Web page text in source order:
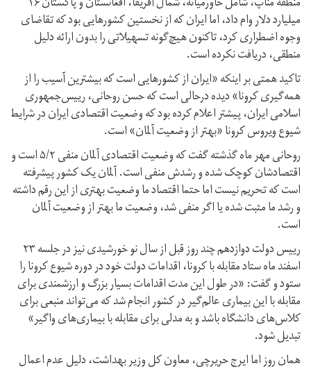
میلیارد دلار وام داد، اما ایران که از نخستین کشورهایی بود که تقاضای
وجوه اضطراری کرد، تاکنون هیچ‌گونه تسهیلاتی را بدون ارائه دلیل
منطقی، دریافت نکرده است.
تاکید همتی بر اینکه «ایران از کشورهایی است که بیشترین آسیب را از
همه‌گیری کرونا» دیده درحالی است که حسن روحانی، رییس‌جمهوری
اسلامی ایران، پیشتر اعلام کرده بود که وضعیت اقتصادی ایران در شرایط
شیوع ویروس کرونا «بهتر از وضعیت آلمان» است.
روحانی مهر ماه گذشته گفت که وضعیت اقتصادی آلمان منفی ۵/۲ است و
اقتصادشان کوچک شده و رشدش منفی است. آلمان یک کشور پیشرفته
است که تحریم نیست اما حتما اقتصاد ما وضعیت بهتری از این رقم داشته
و رشد ما مثبت شده یا اگر منفی شد، وضعیت ما بهتر از وضعیت آلمان
است.
رییس دولت دوازدهم چند روز قبل از سال نو خورشیدی نیز در جلسه ۲۳
اسفند ماه ستاد مقابله با کرونا، اقدامات دولت خود در دوره شیوع کرونا را
ستود و گفت: «در طول این مدت اقدامات بسیار بزرگ و ارزشمندی برای
مقابله با این بیماری عالم‌گیر در کشور انجام شد که می‌تواند منبعی برای
کلاس‌های دانشگاه باشد و به مدلی برای مقابله با بیماری‌های واگیر»
تبدیل شود.
همان روز اما ایرج حریرچی، معاون کل وزیر بهداشت، دلیل عدم اعمال